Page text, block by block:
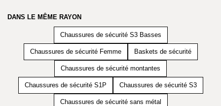
DANS LE MÊME RAYON
Chaussures de sécurité S3 Basses
Chaussures de sécurité Femme Baskets de sécurité
Chaussures de sécurité montantes
Chaussures de sécurité S1P Chaussures de sécurité S3
Chaussures de sécurité sans métal